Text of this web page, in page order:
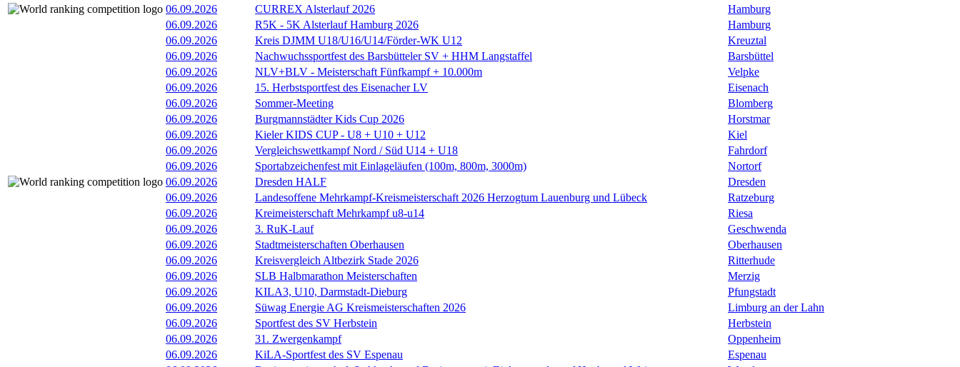
06.09.2026
CURREX Alsterlauf 2026
Hamburg
06.09.2026
R5K - 5K Alsterlauf Hamburg 2026
Hamburg
06.09.2026
Kreis DJMM U18/U16/U14/Förder-WK U12
Kreuztal
06.09.2026
Nachwuchssportfest des Barsbütteler SV + HHM Langstaffel
Barsbüttel
06.09.2026
NLV+BLV - Meisterschaft Fünfkampf + 10.000m
Velpke
06.09.2026
15. Herbstsportfest des Eisenacher LV
Eisenach
06.09.2026
Sommer-Meeting
Blomberg
06.09.2026
Burgmannstädter Kids Cup 2026
Horstmar
06.09.2026
Kieler KIDS CUP - U8 + U10 + U12
Kiel
06.09.2026
Vergleichswettkampf Nord / Süd U14 + U18
Fahrdorf
06.09.2026
Sportabzeichenfest mit Einlageläufen (100m, 800m, 3000m)
Nortorf
06.09.2026
Dresden HALF
Dresden
06.09.2026
Landesoffene Mehrkampf-Kreismeisterschaft 2026 Herzogtum Lauenburg und Lübeck
Ratzeburg
06.09.2026
Kreimeisterschaft Mehrkampf u8-u14
Riesa
06.09.2026
3. RuK-Lauf
Geschwenda
06.09.2026
Stadtmeisterschaften Oberhausen
Oberhausen
06.09.2026
Kreisvergleich Altbezirk Stade 2026
Ritterhude
06.09.2026
SLB Halbmarathon Meisterschaften
Merzig
06.09.2026
KILA3, U10, Darmstadt-Dieburg
Pfungstadt
06.09.2026
Süwag Energie AG Kreismeisterschaften 2026
Limburg an der Lahn
06.09.2026
Sportfest des SV Herbstein
Herbstein
06.09.2026
31. Zwergenkampf
Oppenheim
06.09.2026
KiLA-Sportfest des SV Espenau
Espenau